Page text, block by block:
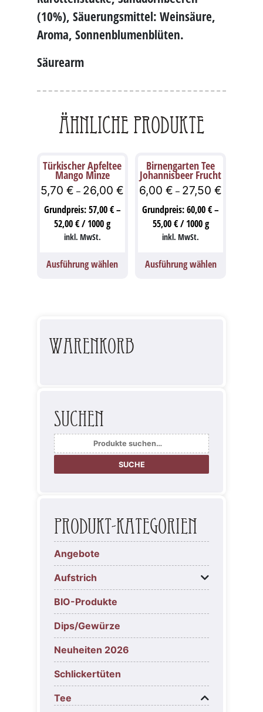
(10%), Säuerungsmittel: Weinsäure,
Aroma, Sonnenblumenblüten.
Säurearm
Ähnliche Produkte
Türkischer Apfeltee
Mango Minze
5,70€ – 26,00€
Grundpreis:57,00€–
52,00€/1000g
inkl. MwSt.
Ausführung wählen
Birnengarten Tee
Johannisbeer Frucht
6,00€ – 27,50€
Grundpreis:60,00€–
55,00€/1000g
inkl. MwSt.
Ausführung wählen
Warenkorb
Suchen
Suche
nach:
SUCHE
Produkt-Kategorien
Angebote
Aufstrich
BIO-Produkte
Dips/Gewürze
Neuheiten 2026
Schlickertüten
Tee